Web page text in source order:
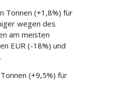
Tonnen (+1,8%) für
wegen des
am meisten
EUR (-18%) und
(+9,5%) für